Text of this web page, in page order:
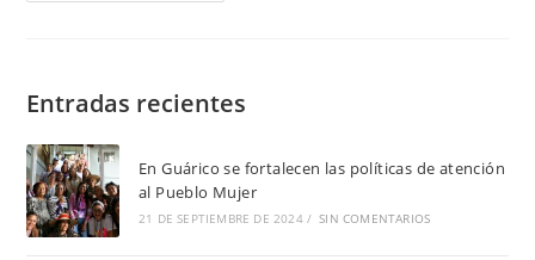
Entradas recientes
En Guárico se fortalecen las políticas de atención
al Pueblo Mujer
21 DE SEPTIEMBRE DE 2024 / SIN COMENTARIOS